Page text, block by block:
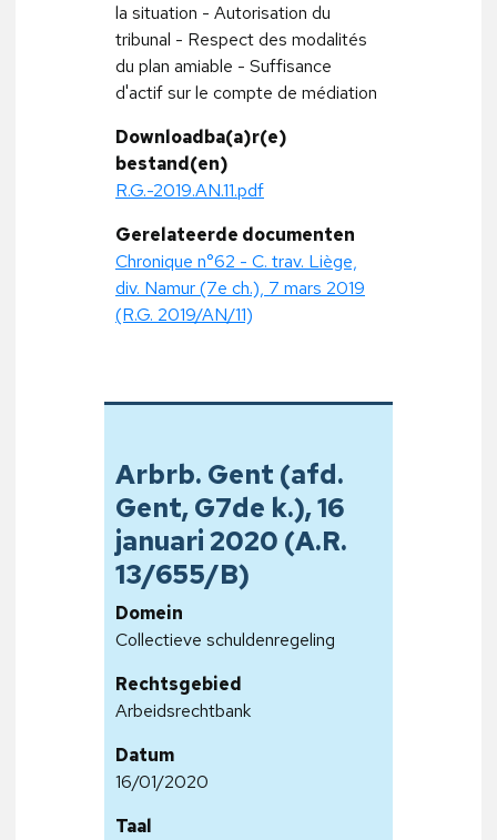
la situation - Autorisation du
tribunal - Respect des modalités
du plan amiable - Suffisance
d'actif sur le compte de médiation
Downloadba(a)r(e)
bestand(en)
R.G.-2019.AN.11.pdf
Gerelateerde documenten
Chronique n°62 - C. trav. Liège,
div. Namur (7e ch.), 7 mars 2019
(R.G. 2019/AN/11)
Arbrb. Gent (afd.
Gent, G7de k.), 16
januari 2020 (A.R.
13/655/B)
Domein
Collectieve schuldenregeling
Rechtsgebied
Arbeidsrechtbank
Datum
16/01/2020
Taal